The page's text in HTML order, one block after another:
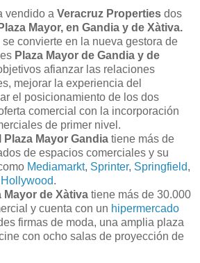
vendido a Veracruz Properties dos
Plaza Mayor, en Gandia y de Xàtiva.
se convierte en la nueva gestora de
Plaza Mayor de Gandia y de
afianzar las relaciones
mejorar la experiencia del
el posicionamiento de los dos
comercial con la incorporación
de primer nivel.
Mayor Gandia tiene más de
de espacios comerciales y su
Mediamarkt, Sprinter, Springfield,
Hollywood.
Mayor de Xàtiva tiene más de 30.000
y cuenta con un hipermercado
firmas de moda, una amplia plaza
con ocho salas de proyección de